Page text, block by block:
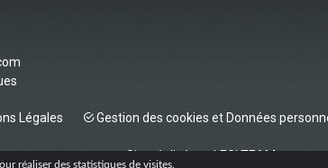
réaliser des statistiques de visites.
Légales Gestion des cookies et Données
Site réalisé parLEGI TEAM